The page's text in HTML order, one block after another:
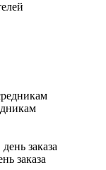
заказа